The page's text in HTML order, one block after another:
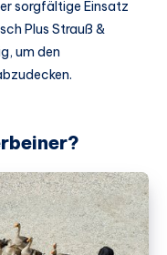
sorgfältige Einsatz
Plus Strauß &
um den